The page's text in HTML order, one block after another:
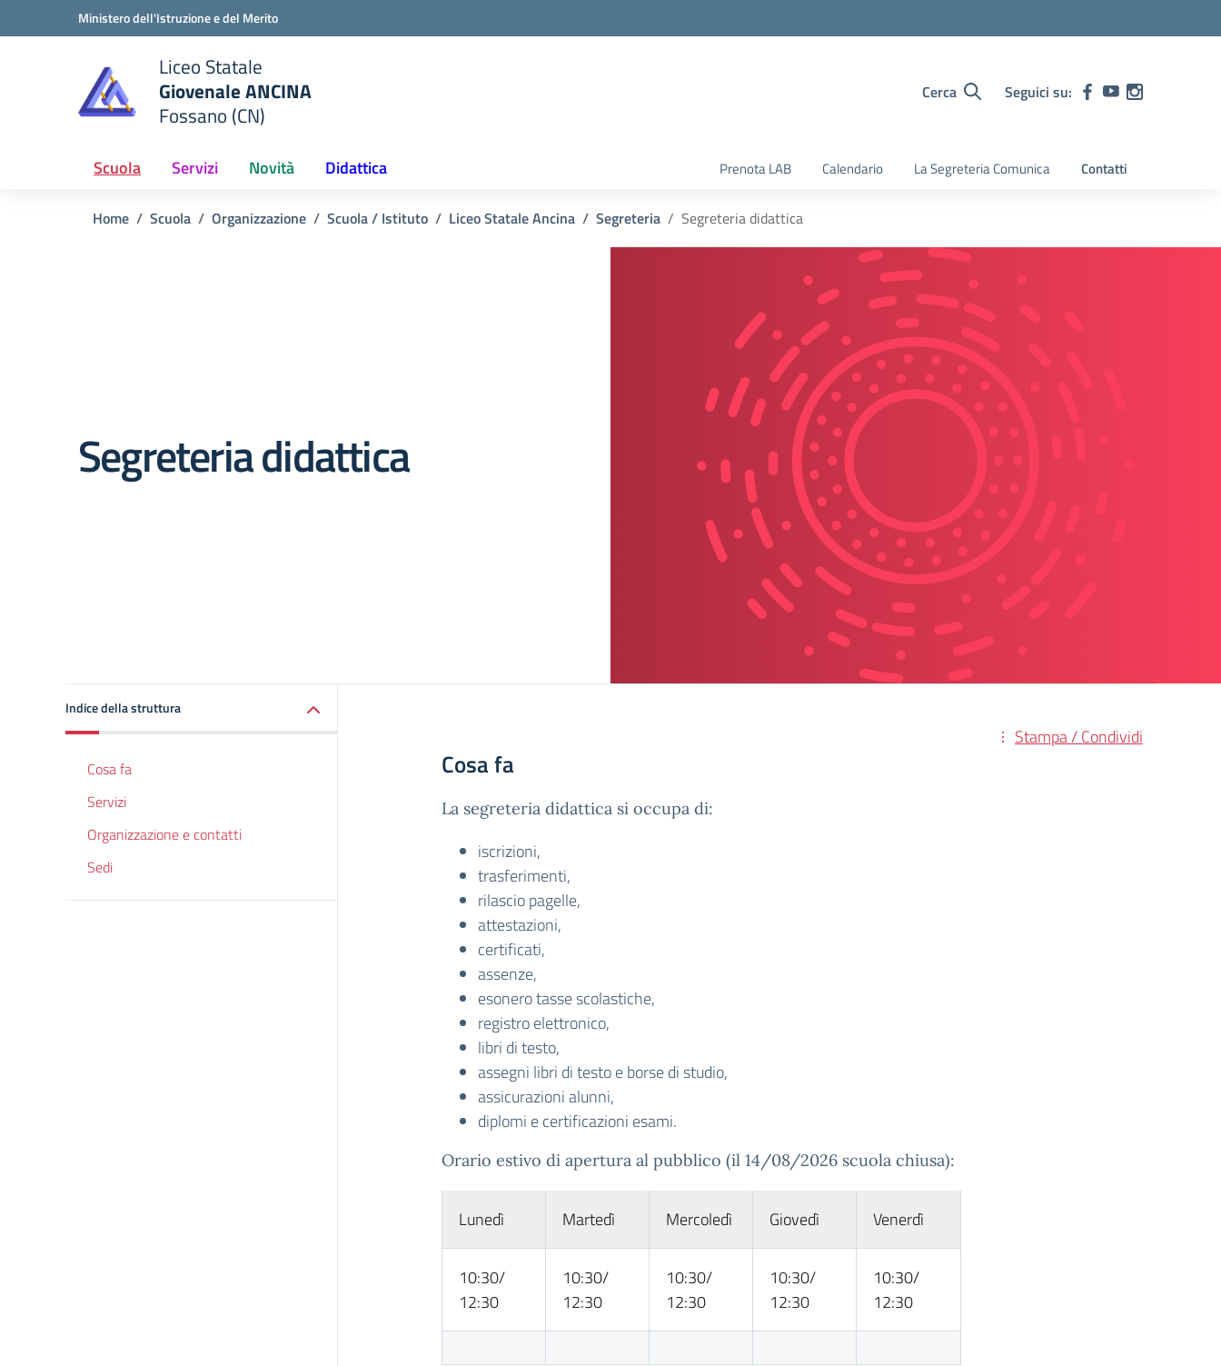
Vai ai contenuti
Vai al menu di navigazioneMinistero dell'Istruzione e del Merito
scuola
Liceo Statale
Giovenale ANCINA
Fossano (CN)
Cerca Seguici su:
Scuola Servizi Novità Didattica Prenota LAB Calendario La Segreteria Comunica Contatti
Home Scuola Organizzazione Scuola / Istituto Liceo Statale Ancina Segreteria Segreteria didattica
Segreteria didattica
Indice della struttura
Cosa fa
Servizi
Organizzazione e contatti
Sedi
Stampa / Condividi
Cosa fa
La segreteria didattica si occupa di:
iscrizioni,
trasferimenti,
rilascio pagelle,
attestazioni,
certificati,
assenze,
esonero tasse scolastiche,
registro elettronico,
libri di testo,
assegni libri di testo e borse di studio,
assicurazioni alunni,
diplomi e certificazioni esami.
Orario estivo di apertura al pubblico (il 14/08/2026 scuola chiusa):
Lunedì Martedì Mercoledì Giovedì Venerdì
10:30/
12:30
10:30/
12:30
10:30/
12:30
10:30/
12:30
10:30/
12:30